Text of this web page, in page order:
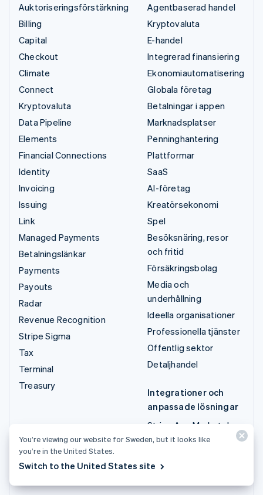
Auktoriseringsförstärkning
Billing
Capital
Checkout
Climate
Connect
Kryptovaluta
Data Pipeline
Elements
Financial Connections
Identity
Invoicing
Issuing
Link
Managed Payments
Betalningslänkar
Payments
Payouts
Radar
Revenue Recognition
Stripe Sigma
Tax
Terminal
Treasury
Agentbaserad handel
Kryptovaluta
E-handel
Integrerad finansiering
Ekonomiautomatisering
Globala företag
Betalningar i appen
Marknadsplatser
Penninghantering
Plattformar
SaaS
AI-företag
Kreatörsekonomi
Spel
Besöksnäring, resor
och fritid
Försäkringsbolag
Media och
underhållning
Ideella organisationer
Professionella tjänster
Offentlig sektor
Detaljhandel
Integrationer och
anpassade lösningar
Stripe App Marketplace
Stripe Partner
Professionella tjänster
You’re viewing our website for Sweden, but it looks like
you’re in the United States.
Switch to the United States site